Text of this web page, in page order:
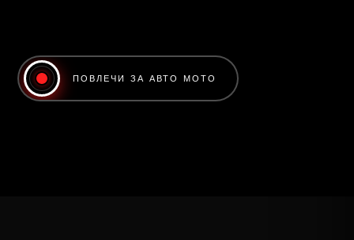
ПОВЛЕЧИ ЗА АВТО МОТО